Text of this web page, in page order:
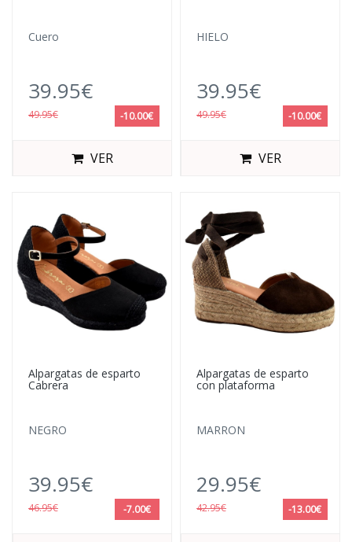
Cuero
39.95€
49.95€ -10.00€
VER
HIELO
39.95€
49.95€ -10.00€
VER
Alpargatas de esparto
Cabrera
NEGRO
39.95€
46.95€ -7.00€
Alpargatas de esparto
con plataforma
MARRON
29.95€
42.95€ -13.00€